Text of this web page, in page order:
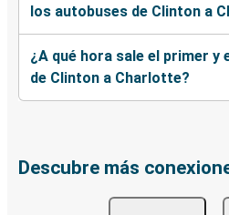
los autobuses de Clinton a
¿A qué hora sale el primer y
de Clinton a Charlotte?
Descubre más